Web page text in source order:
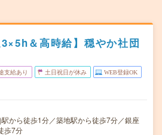
3×5h＆高時給】穏やか社団
支給あり 土日祝日が休み WEB登録OK
から徒歩1分／築地駅から徒歩7分／銀座
歩7分